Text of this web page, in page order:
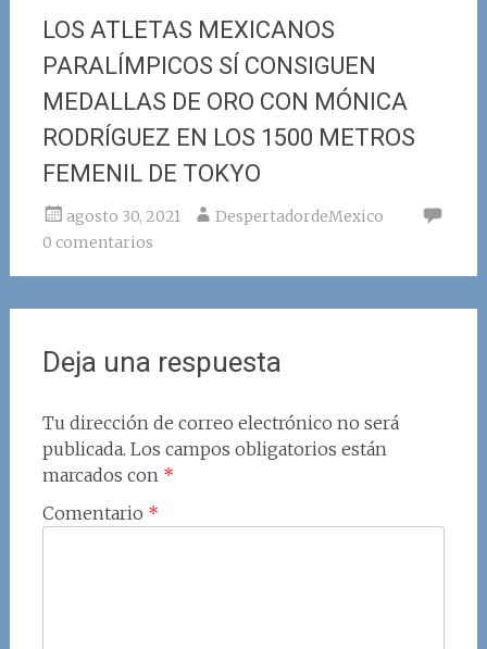
LOS ATLETAS MEXICANOS
PARALÍMPICOS SÍ CONSIGUEN
MEDALLAS DE ORO CON MÓNICA
RODRÍGUEZ EN LOS 1500 METROS
FEMENIL DE TOKYO
agosto 30, 2021
DespertadordeMexico
0 comentarios
Deja una respuesta
Tu dirección de correo electrónico no será
publicada. Los campos obligatorios están
marcados con *
Comentario *